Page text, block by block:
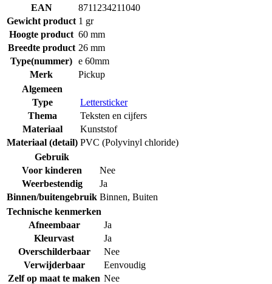
EAN
8711234211040
Gewicht product 1 gr
Hoogte product 60 mm
Breedte product 26 mm
Type(nummer) e 60mm
Merk
Pickup
Algemeen
Type
Lettersticker
Thema
Teksten en cijfers
Materiaal
Kunststof
Materiaal (detail) PVC (Polyvinyl chloride)
Gebruik
Voor kinderen
Nee
Weerbestendig
Ja
Binnen/buitengebruik Binnen, Buiten
Technische kenmerken
Afneembaar
Ja
Kleurvast
Ja
Overschilderbaar
Nee
Verwijderbaar
Eenvoudig
Zelf op maat te maken Nee